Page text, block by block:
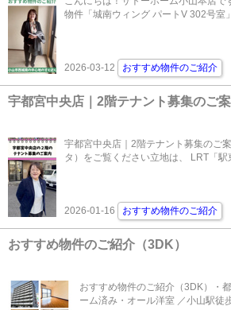
物件「城南ウィング パートV 302号室」
2026-03-12 おすすめ物件のご紹介
宇都宮中央店｜2階テナント募集のご
宇都宮中央店｜2階テナント募集のご
タ）をご覧ください立地は、 LRT「駅
2026-01-16 おすすめ物件のご紹介
おすすめ物件のご紹介（3DK）
おすすめ物件のご紹介（3DK）・
ーム済み・オール洋室 ／小山駅徒